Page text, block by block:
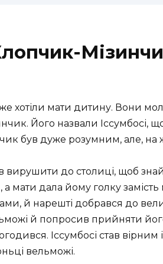
хотіли мати дитину. Вони
Його назвали Іссумбосі,
був дуже розумним, але, на
вирушити до столиці, щоб
мати дала йому голку
й нарешті добрався до
й попросив прийняти
Іссумбосі став вірним
вельможі.